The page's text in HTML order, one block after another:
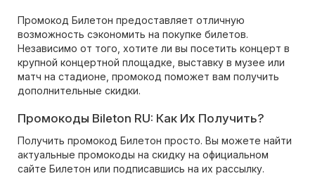
Промокод Билетон предоставляет отличную
возможность сэкономить на покупке билетов.
Независимо от того, хотите ли вы посетить концерт в
крупной концертной площадке, выставку в музее или
матч на стадионе, промокод поможет вам получить
дополнительные скидки.
Промокоды Bileton RU: Как Их Получить?
Получить промокод Билетон просто. Вы можете найти
актуальные промокоды на скидку на официальном
сайте Билетон или подписавшись на их рассылку.